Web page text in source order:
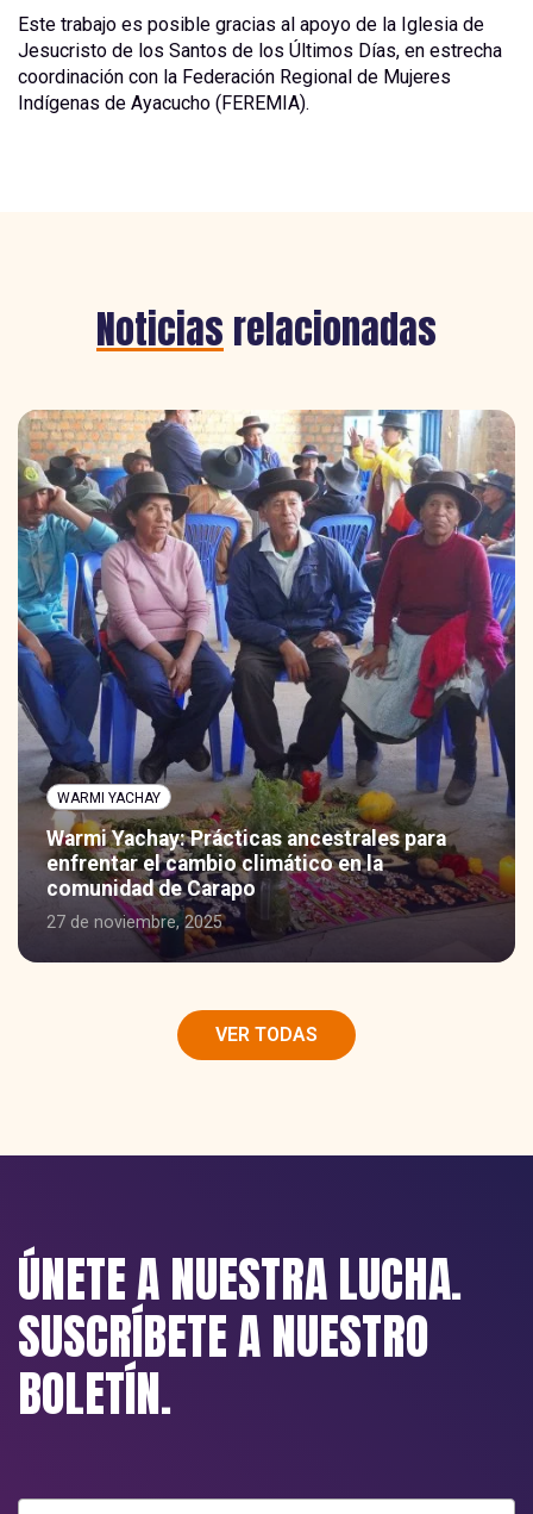
Este trabajo es posible gracias al apoyo de la Iglesia de
Jesucristo de los Santos de los Últimos Días, en estrecha
coordinación con la Federación Regional de Mujeres
Indígenas de Ayacucho (FEREMIA).
Noticias relacionadas
WARMI YACHAY
Warmi Yachay: Prácticas ancestrales para
enfrentar el cambio climático en la
comunidad de Carapo
27 de noviembre, 2025
VER TODAS
ÚNETE A NUESTRA LUCHA.
SUSCRÍBETE A NUESTRO
BOLETÍN.